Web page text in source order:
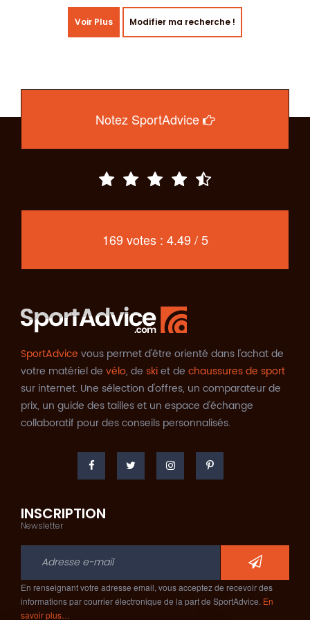
Voir Plus Modifier ma recherche !
Notez SportAdvice
169 votes : 4.49 / 5
SportAdvice vous permet d'être orienté dans l'achat de
votre matériel de vélo, de skiet de chaussures de sport
sur internet. Une sélection d'offres, un comparateur de
prix, un guide des tailles et un espace d'échange
collaboratif pour des conseils personnalisés.
INSCRIPTION
Newsletter
En renseignant votre adresse email, vous acceptez de recevoir des
informations par courrier électronique de la part de SportAdvice. En
savoir plus…